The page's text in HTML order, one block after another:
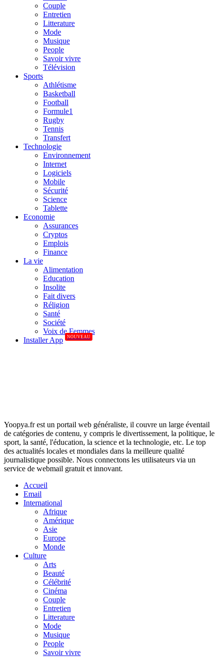
Couple
Entretien
Litterature
Mode
Musique
People
Savoir vivre
Télévision
Sports
Athlétisme
Basketball
Football
Formule1
Rugby
Tennis
Transfert
Technologie
Environnement
Internet
Logiciels
Mobile
Sécurité
Science
Tablette
Economie
Assurances
Cryptos
Emplois
Finance
La vie
Alimentation
Education
Insolite
Fait divers
Réligion
Santé
Société
Voix de Femmes
Installer App
NOUVEAU
Yoopya.fr est un portail web généraliste, il couvre un large éventail
de catégories de contenu, y compris le divertissement, la politique, le
sport, la santé, l'éducation, la science et la technologie, etc. Le top
des actualités locales et mondiales dans la meilleure qualité
journalistique possible. Nous connectons les utilisateurs via un
service de webmail gratuit et innovant.
Accueil
Email
International
Afrique
Amérique
Asie
Europe
Monde
Culture
Arts
Beauté
Célébrité
Cinéma
Couple
Entretien
Litterature
Mode
Musique
People
Savoir vivre